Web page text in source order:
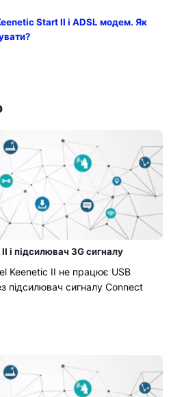
Start II і ADSL модем. Як
і підсилювач 3G сигналу
Keenetic II не працює USB
підсилювач сигналу Connect